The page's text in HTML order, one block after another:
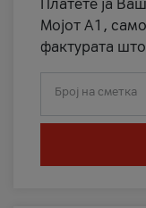
Платете ја
Мојот А1,
фактурата што
Број на сметка